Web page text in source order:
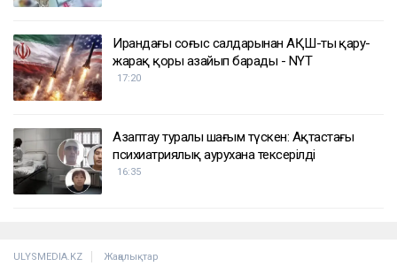
Ирандағы соғыс салдарынан АҚШ-тың қару-
жарақ қоры азайып барады - NYT
17:20
Азаптау туралы шағым түскен: Ақтастағы
психиатриялық аурухана тексерілді
16:35
ULYSMEDIA.KZ Жаңалықтар